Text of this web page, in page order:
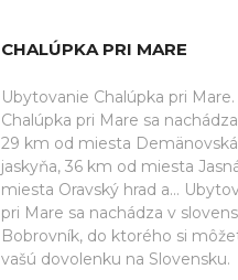
CHALÚPKA PRI MARE
Ubytovanie Chalúpka pri
Chalúpka pri Mare sa
29 km od miesta
jaskyňa, 36 km od miesta
miesta Oravský hrad a...
pri Mare sa nachádza v
Bobrovník, do ktorého si
vašú dovolenku na Slovensku.